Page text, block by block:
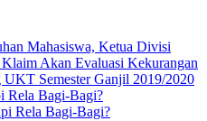
Mahasiswa, Ketua Divisi
Akan Evaluasi Kekurangan
UKT Semester Ganjil 2019/2020
Rela Bagi-Bagi?
Rela Bagi-Bagi?